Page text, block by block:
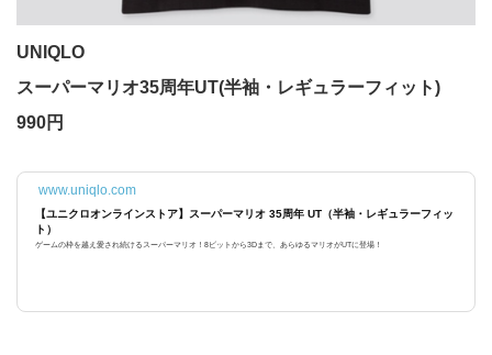
UNIQLO
スーパーマリオ35周年UT(半袖・レギュラーフィット)
990円
www.uniqlo.com
【ユニクロオンラインストア】スーパーマリオ 35周年 UT（半袖・レギュラーフィッ
ト）
ゲームの枠を越え愛され続けるスーパーマリオ！8ビットから3Dまで、あらゆるマリオがUTに登場！